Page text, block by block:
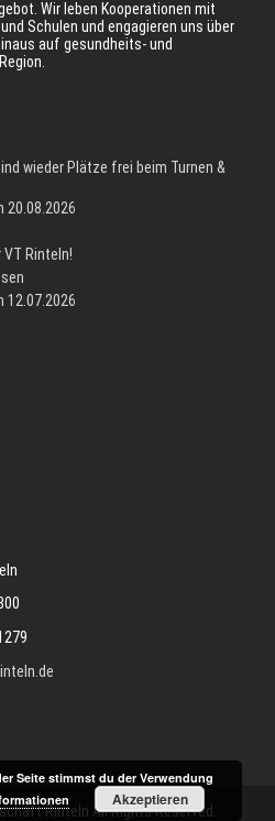
Wir leben Kooperationen mit
Schulen und engagieren uns über
auf gesundheits- und
wieder Plätze frei beim Turnen &
20.08.2026
Rinteln!
12.07.2026
Rinteln All Rights Reserved.
Seite stimmst du der Verwendung
Akzeptieren